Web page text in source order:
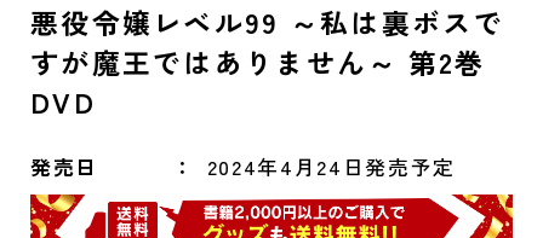
悪役令嬢レベル99 ～私は裏ボスで
すが魔王ではありません～ 第2巻
DVD
発売日 2024年4月24日発売予定